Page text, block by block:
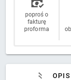
poproś o
fakturę
proforma
OPIS